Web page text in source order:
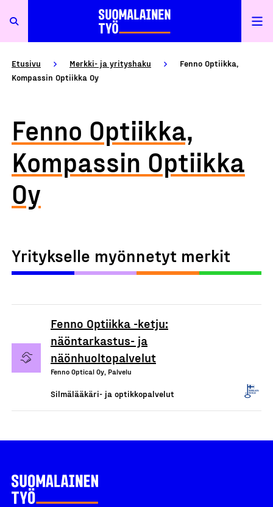
Etusivu Merkki- ja yrityshaku
Fenno Optiikka,
Kompassin Optiikka Oy
Fenno Optiikka,
Kompassin Optiikka
Oy
Yritykselle myönnetyt merkit
Fenno Optiikka -ketju:
näöntarkastus- ja
näönhuoltopalvelut
Fenno Optical Oy, Palvelu
Silmälääkäri- ja optikkopalvelut